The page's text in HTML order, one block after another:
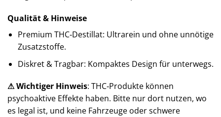
Qualität & Hinweise
Premium THC‑Destillat: Ultrarein und ohne unnötige
Zusatzstoffe.
Diskret & Tragbar: Kompaktes Design für unterwegs.
⚠ Wichtiger Hinweis: THC‑Produkte können
psychoaktive Effekte haben. Bitte nur dort nutzen, wo
es legal ist, und keine Fahrzeuge oder schwere